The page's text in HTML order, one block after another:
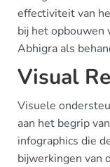
effectiviteit van
bij het opbouwen
Abhigra als
Visual
Visuele
aan het begrip
infographics die
bijwerkingen van